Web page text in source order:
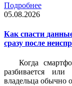
Подробнее
05.08.2026
Как спасти
сразу после
Когда
разбивается или
владельца обычно